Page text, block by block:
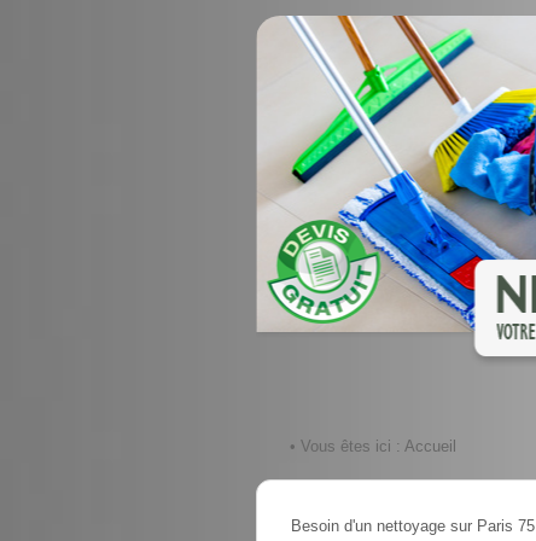
• Vous êtes ici : Accueil
Besoin d'un nettoyage sur Paris 75